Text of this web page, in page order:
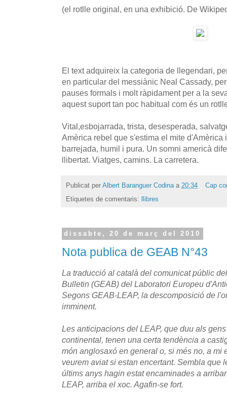
(el rotlle original, en una exhibició. De
El text adquireix la categoria de llegendari,
en particular del messiànic Neal Cassady,
pauses formals i molt ràpidament per a la
aquest suport tan poc habitual com és un
Vital,esbojarrada, trista, desesperada,
Amèrica rebel que s'estima el mite d'Amèrica
barrejada, humil i pura. Un somni americà
llibertat. Viatges, camins. La carretera.
Publicat per Albert Baranguer Codina a 20:34
Cap
Etiquetes de comentaris: llibres
dissabte, 20 de març del 2010
Nota publica de GEAB N°43
La traducció al català del comunicat públic
Bulletin (GEAB) del Laboratori Europeu
Segons GEAB-LEAP, la descomposició de
imminent.
Les anticipacions del LEAP, que duu als
continental, tenen una certa tendència a
món anglosaxó en general o, si més no, a mi
veurem aviat si estan encertant. Sembla que
últims anys hagin estat encaminades a
LEAP, arriba el xoc. Agafin-se fort.